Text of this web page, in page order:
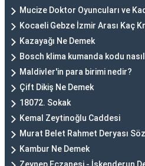
Mucize Doktor Oyuncuları ve
Kocaeli Gebze İzmir Arası Kaç
Kazayağı Ne Demek
Bosch klima kumanda kodu
Maldivler'in para birimi nedir?
Çift Dikiş Ne Demek
18072. Sokak
Kemal Zeytinoğlu Caddesi
Murat Belet Rahmet Deryası
Kambur Ne Demek